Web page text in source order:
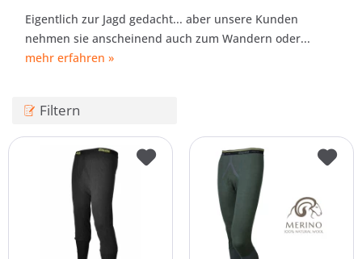
Eigentlich zur Jagd gedacht... aber unsere Kunden
nehmen sie anscheinend auch zum Wandern oder...
mehr erfahren »
Filtern